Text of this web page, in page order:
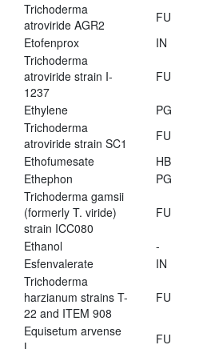
Trichoderma
atroviride AGR2
FU
Etofenprox
IN
Trichoderma
atroviride strain I-
1237
FU
Ethylene PG
Trichoderma
atroviride strain SC1
FU
Ethofumesate
HB
Ethephon
PG
Trichoderma gamsii
(formerly T. viride)
strain ICC080
FU
Ethanol -
Esfenvalerate
IN
Trichoderma
harzianum strains T-
22 and ITEM 908
FU
Equisetum arvense
FU